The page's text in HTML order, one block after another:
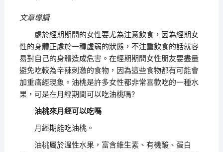
文章導讀
處於經期期間的女性要尤為注意飲食，因為經期女
性的身體正處於一種虛弱的狀態，不注重飲食的話就容
易對自己的身體造成危害。在經期期間女性朋友要盡量
避免吃較為辛辣刺激的食物，因為這些食物都有可能會
加重痛經現象。油桃是許多女性都非常喜歡吃的一種水
果，可是在月經期間可以吃油桃嗎?
油桃來月經可以吃嗎
月經期能吃油桃。
油桃屬於溫性水果，富含維生素、有機酸、蛋白